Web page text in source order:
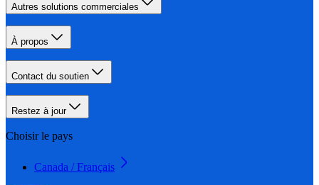
Autres solutions commerciales
À propos
Contact du soutien
Restez à jour
Choisir le pays
Canada / Français